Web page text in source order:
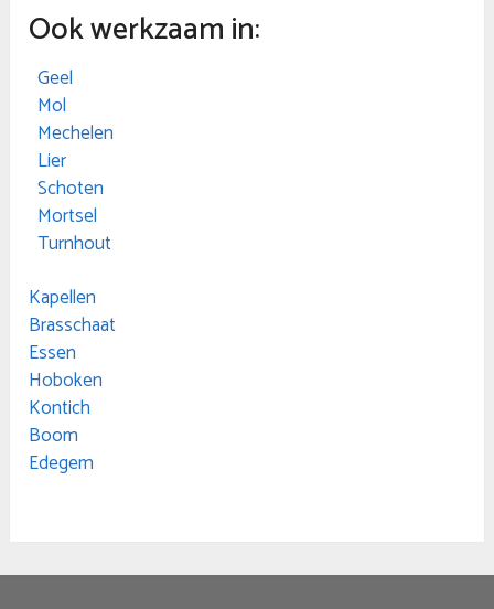
Ook werkzaam in:
Geel
Mol
Mechelen
Lier
Schoten
Mortsel
Turnhout
Kapellen
Brasschaat
Essen
Hoboken
Kontich
Boom
Edegem